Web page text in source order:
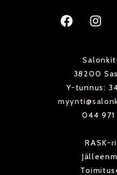
F
a
o
k
I
n
a
g
r
a
m
38200
Y-tunnus:
044 971
RASK-